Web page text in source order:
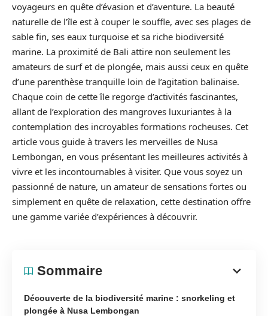
voyageurs en quête d’évasion et d’aventure. La beauté
naturelle de l’île est à couper le souffle, avec ses plages de
sable fin, ses eaux turquoise et sa riche biodiversité
marine. La proximité de Bali attire non seulement les
amateurs de surf et de plongée, mais aussi ceux en quête
d’une parenthèse tranquille loin de l’agitation balinaise.
Chaque coin de cette île regorge d’activités fascinantes,
allant de l’exploration des mangroves luxuriantes à la
contemplation des incroyables formations rocheuses. Cet
article vous guide à travers les merveilles de Nusa
Lembongan, en vous présentant les meilleures activités à
vivre et les incontournables à visiter. Que vous soyez un
passionné de nature, un amateur de sensations fortes ou
simplement en quête de relaxation, cette destination offre
une gamme variée d’expériences à découvrir.
Sommaire
Découverte de la biodiversité marine : snorkeling et
plongée à Nusa Lembongan